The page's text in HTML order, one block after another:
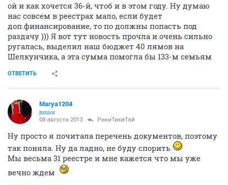
ой и как хочется 36-й, чтоб и в этом году. Ну думаю
нас совсем в реестрах мало, если будет
доп.финансирование, то по должны попасть под
раздачу ))) Я вот тут новость прочла и очень сильно
ругалась, выделил наш бюджет 40 лямов на
Шелкунчика, а эта сумма помогла бы 133-м семьям
ОТВЕТИТЬ
Marya1204
junior
08 августа 2013 РикиТикиТай
Ну просто я почитала перечень документов, поэтому
так поняла. Ну да ладно, не буду спорить
Мы весьма 31 реестре и мне кажется что мы уже
вечно ждем